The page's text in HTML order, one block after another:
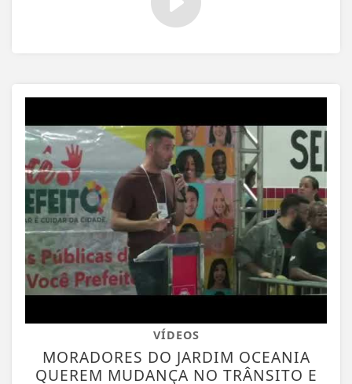
VÍDEOS
MORADORES DO JARDIM OCEANIA
QUEREM MUDANÇA NO TRÂNSITO E